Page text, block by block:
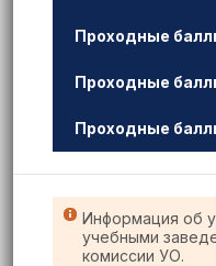
Проходные
Проходные
Проходные
Информация об
учебными
комиссии УО.